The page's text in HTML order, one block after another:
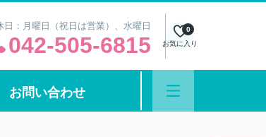
：月曜日（祝日は営業）、水曜日
042-505-6815 お気に入り
0
お問い合わせ